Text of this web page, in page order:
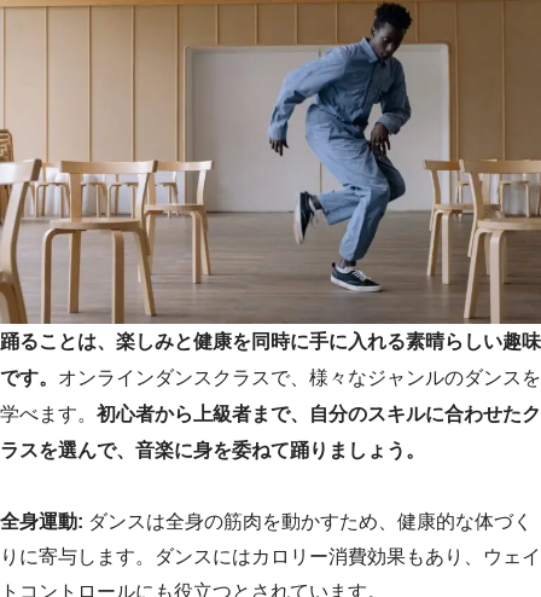
踊ることは、楽しみと健康を同時に手に入れる素晴らしい趣味
です。 オンラインダンスクラスで、様々なジャンルのダンスを
学べます。 初心者から上級者まで、自分のスキルに合わせたク
ラスを選んで、音楽に身を委ねて踊りましょう。
全身運動: ダンスは全身の筋肉を動かすため、健康的な体づく
りに寄与します。ダンスにはカロリー消費効果もあり、ウェイ
トコントロールにも役立つとされています。